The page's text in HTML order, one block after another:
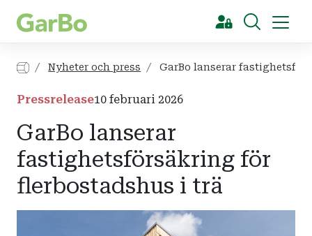
[Sök]
Nyheter och press GarBo lanserar
Pressrelease10 februari 2026
GarBo lanserar
fastighetsförsäkring för
flerbostadshus i trä